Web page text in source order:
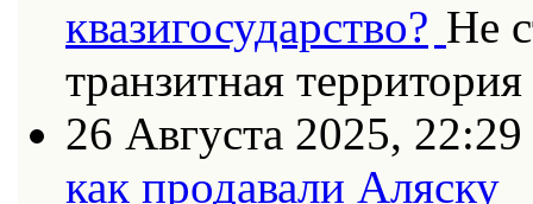
Не
транзитная территория
26 Августа 2025, 22:29
как продавали Аляску